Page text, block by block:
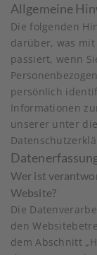
Allgemeine
Die folgenden
darüber, was
passiert, wenn
persönlich
Informationen
unserer unter
Wer ist
Website?
Die
den
dem Abschnitt